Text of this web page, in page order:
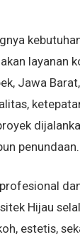
layanan
Jawa
penundaan.
Hijau
estetis,